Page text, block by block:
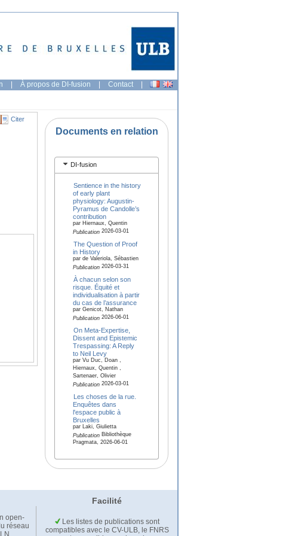
| À propos de DI-fusion | Contact |
Citer
Documents en relation
DI-fusion
Sentience in the history
of early plant
physiology: Augustin-
Pyramus de Candolle’s
contribution
par Hiernaux, Quentin
Publication2026-03-01
The Question of Proof
in History
par de Valeriola, Sébastien
Publication2026-03-31
À chacun selon son
risque. Équité et
individualisation à partir
du cas de l’assurance
par Genicot, Nathan
Publication2026-06-01
On Meta-Expertise,
Dissent and Epistemic
Trespassing: A Reply
to Neil Levy
par Vu Duc, Doan ,
Hiernaux, Quentin ,
Sartenaer, Olivier
Publication2026-03-01
Les choses de la rue.
Enquêtes dans
l'espace public à
Bruxelles
par Laki, Giulietta
PublicationBibliothèque
Pragmata, 2026-06-01
Facilité
open-
réseau
Les listes de publications sont
compatibles avec le CV-ULB, le FNRS